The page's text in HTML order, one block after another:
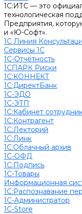
1С:ИТС — это
технологическая
Предприятия,
и «Ю-Софт».
1С Линия
Сервисы 1С
1С-Отчётность
1СПАРК Риски
1С:КОННЕКТ
1С:ДиректБанк
1С-ЭДО
1С-ЭТП
1С:Кабинет
1С:Контрагент
1С:Лекторий
1С:Линк
1С:Облачный архив
1С-ОФД
1С:Подпись
1С-Товары
Информационная
1С:Распознавание
1С-Администратор
1С-Store